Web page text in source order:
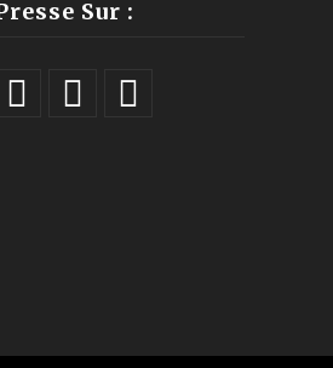
Sur :